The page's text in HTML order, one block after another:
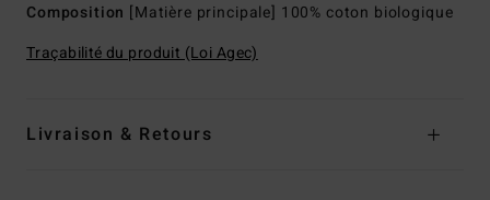
Composition [Matière principale] 100% coton biologique
Traçabilité du produit (Loi Agec)
Livraison & Retours